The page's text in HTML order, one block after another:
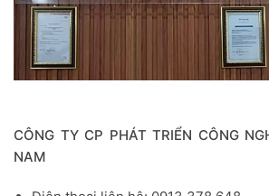
CÔNG TY CP PHÁT TRIỂN CÔNG
NAM